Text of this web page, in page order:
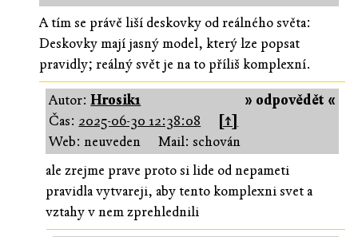
A tím se právě liší deskovky od reálného světa:
Deskovky mají jasný model, který lze popsat
pravidly; reálný svět je na to příliš komplexní.
» odpovědět «
Autor:Hrosik1
Čas: 2025-06-30 12:38:08
[↑]
Web: neuveden
Mail: schován
ale zrejme prave proto si lide od nepameti
pravidla vytvareji, aby tento komplexni svet a
vztahy v nem zprehlednili